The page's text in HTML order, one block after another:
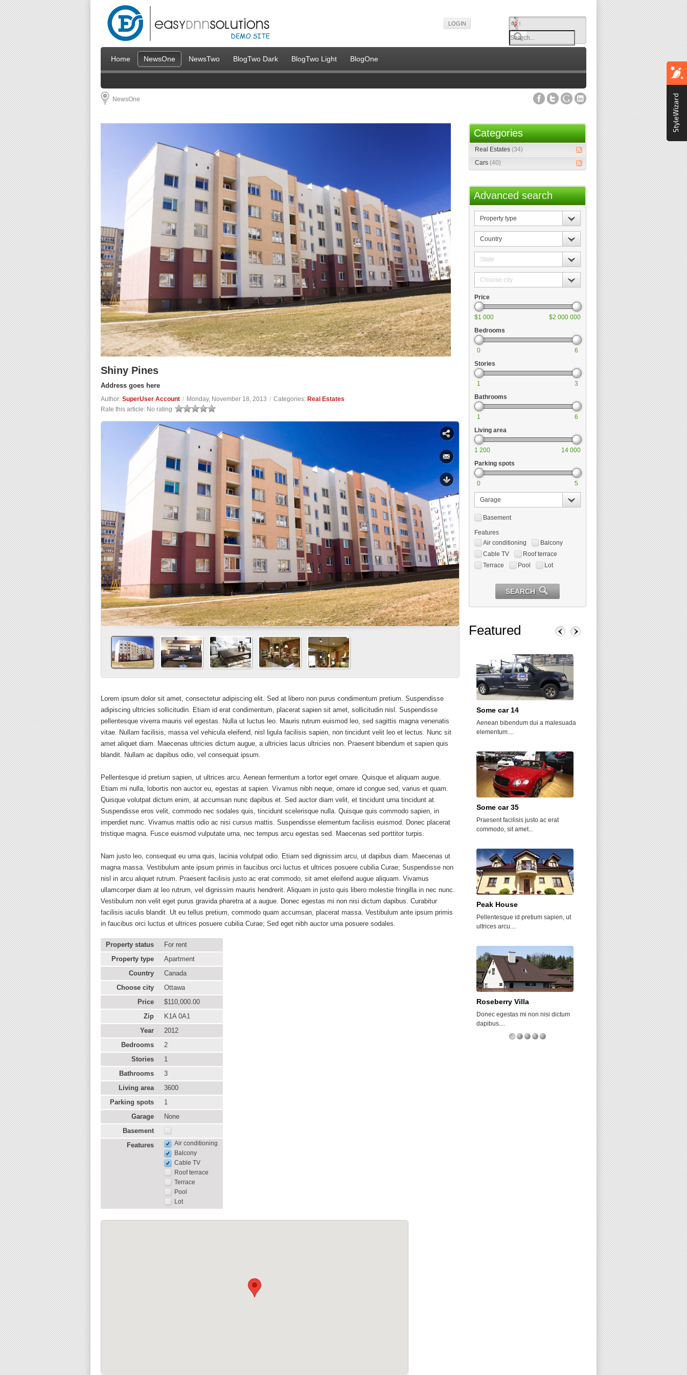
LOGIN
Home NewsOne NewsTwo BlogTwo Dark BlogTwo Light BlogOne
NewsOne
Shiny Pines
Address goes here
Author: SuperUser Account / Monday, November 18, 2013 / Categories: Real Estates
Rate this article: No rating
Lorem ipsum dolor sit amet, consectetur adipiscing elit. Sed at libero non purus condimentum pretium. Suspendisse
adipiscing ultricies sollicitudin. Etiam id erat condimentum, placerat sapien sit amet, sollicitudin nisl. Suspendisse
pellentesque viverra mauris vel egestas. Nulla ut luctus leo. Mauris rutrum euismod leo, sed sagittis magna venenatis
vitae. Nullam facilisis, massa vel vehicula eleifend, nisl ligula facilisis sapien, non tincidunt velit leo et lectus. Nunc sit
amet aliquet diam. Maecenas ultricies dictum augue, a ultricies lacus ultricies non. Praesent bibendum et sapien quis
blandit. Nullam ac dapibus odio, vel consequat ipsum.
Pellentesque id pretium sapien, ut ultrices arcu. Aenean fermentum a tortor eget ornare. Quisque et aliquam augue.
Etiam mi nulla, lobortis non auctor eu, egestas at sapien. Vivamus nibh neque, ornare id congue sed, varius et quam.
Quisque volutpat dictum enim, at accumsan nunc dapibus et. Sed auctor diam velit, et tincidunt urna tincidunt at.
Suspendisse eros velit, commodo nec sodales quis, tincidunt scelerisque nulla. Quisque quis commodo sapien, in
imperdiet nunc. Vivamus mattis odio ac nisi cursus mattis. Suspendisse elementum facilisis euismod. Donec placerat
tristique magna. Fusce euismod vulputate urna, nec tempus arcu egestas sed. Maecenas sed porttitor turpis.
Nam justo leo, consequat eu urna quis, lacinia volutpat odio. Etiam sed dignissim arcu, ut dapibus diam. Maecenas ut
magna massa. Vestibulum ante ipsum primis in faucibus orci luctus et ultrices posuere cubilia Curae; Suspendisse non
nisl in arcu aliquet rutrum. Praesent facilisis justo ac erat commodo, sit amet eleifend augue aliquam. Vivamus
ullamcorper diam at leo rutrum, vel dignissim mauris hendrerit. Aliquam in justo quis libero molestie fringilla in nec nunc.
Vestibulum non velit eget purus gravida pharetra at a augue. Donec egestas mi non nisi dictum dapibus. Curabitur
facilisis iaculis blandit. Ut eu tellus pretium, commodo quam accumsan, placerat massa. Vestibulum ante ipsum primis
in faucibus orci luctus et ultrices posuere cubilia Curae; Sed eget nibh auctor urna posuere sodales.
Property status
For rent
Property type
Apartment
Country
Canada
Choose city
Ottawa
Price
$110,000.00
Zip
K1A 0A1
Year
2012
Bedrooms
2
Stories
1
Bathrooms
3
Living area
3600
Parking spots
1
Garage
None
Basement
Features
Air conditioning
Balcony
Cable TV
Roof terrace
Terrace
Pool
Lot
Categories
Real Estates (34)
Cars (40)
Advanced search
Property
type
Country
State
Choose
city
Price
$1 000
$2 000 000
Bedrooms
0
6
Stories
1
3
Bathrooms
1
6
Living area
1 200
14 000
Parking spots
0
5
Garage
Basement
Features
Air conditioning
Balcony
Cable TV
Roof terrace
Terrace
Pool Lot
SEARCH
Featured
Some car 14
Aenean bibendum dui a malesuada
elementum....
Some car 35
Praesent facilisis justo ac erat
commodo, sit amet...
Peak House
Pellentesque id pretium sapien, ut
ultrices arcu....
Roseberry Villa
Donec egestas mi non nisi dictum
dapibus....
Leaf Hill
Nam justo leo, consequat eu urna
quis, lacinia...
Some car 33
Sed auctor diam velit, et tincidunt
urna tincidunt...
Morning Glory
Pellentesque id pretium sapien, ut
ultrices arcu....
Some car 10
Morbi faucibus arcu orci, at sodales
diam...
StyleWizard